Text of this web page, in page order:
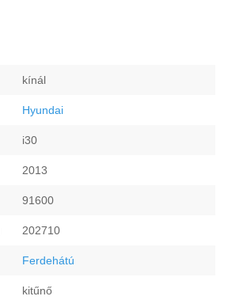
kínál
Hyundai
i30
2013
91600
202710
Ferdehátú
kitűnő